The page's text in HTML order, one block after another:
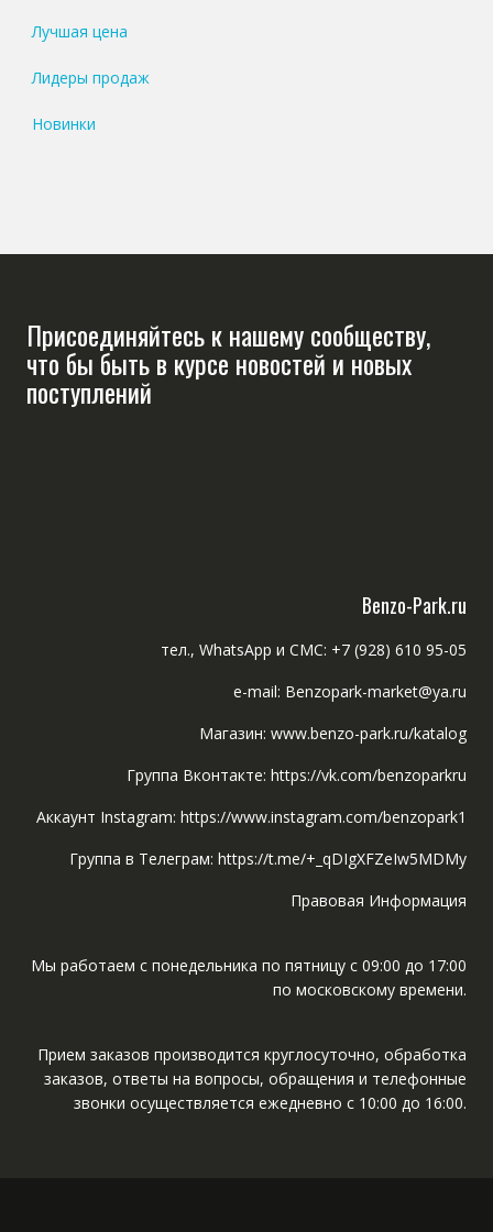
Лучшая цена
Лидеры продаж
Новинки
Присоединяйтесь к нашему сообществу,
что бы быть в курсе новостей и новых
поступлений
Benzo-Park.ru
тел., WhatsApp и СМС: +7 (928) 610 95-05
e-mail: Benzopark-market@ya.ru
Магазин: www.benzo-park.ru/katalog
Группа Вконтакте: https://vk.com/benzoparkru
Аккаунт Instagram: https://www.instagram.com/benzopark1
Группа в Телеграм: https://t.me/+_qDIgXFZeIw5MDMy
Правовая Информация
Мы работаем с понедельника по пятницу с 09:00 до 17:00
по московскому времени.
Прием заказов производится круглосуточно, обработка
заказов, ответы на вопросы, обращения и телефонные
звонки осуществляется ежедневно с 10:00 до 16:00.